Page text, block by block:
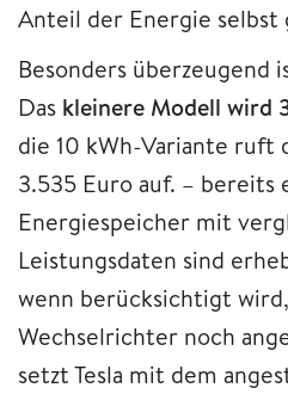
Anteil der Energie selbst
Besonders überzeugend
Das kleinere Modell wird
die 10 kWh-Variante
3.535 Euro auf. – bereits
Energiespeicher mit
Leistungsdaten sind
wenn berücksichtigt
Wechselrichter noch
setzt Tesla mit dem